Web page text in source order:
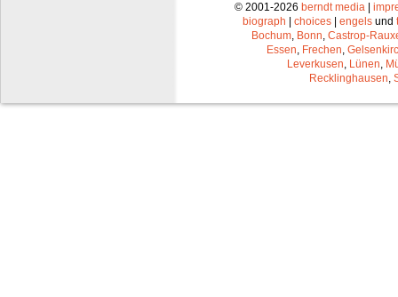
© 2001-2026 berndt media|
biograph
choices engels und
Bochum, Bonn, Castrop-
Essen, Frechen,
Leverkusen, Lünen,
Recklinghausen,